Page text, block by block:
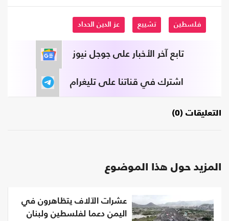
فلسطين تشييع عز الدين الحداد
تابع آخر الأخبار على جوجل نيوز
اشترك في قناتنا على تليغرام
التعليقات (0)
المزيد حول هذا الموضوع
عشرات الآلاف يتظاهرون في
اليمن دعما لفلسطين ولبنان